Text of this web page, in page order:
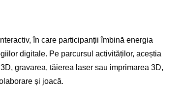
în care participanții îmbină energia
digitale. Pe parcursul activităților, aceștia
gravarea, tăierea laser sau imprimarea 3D,
și joacă.